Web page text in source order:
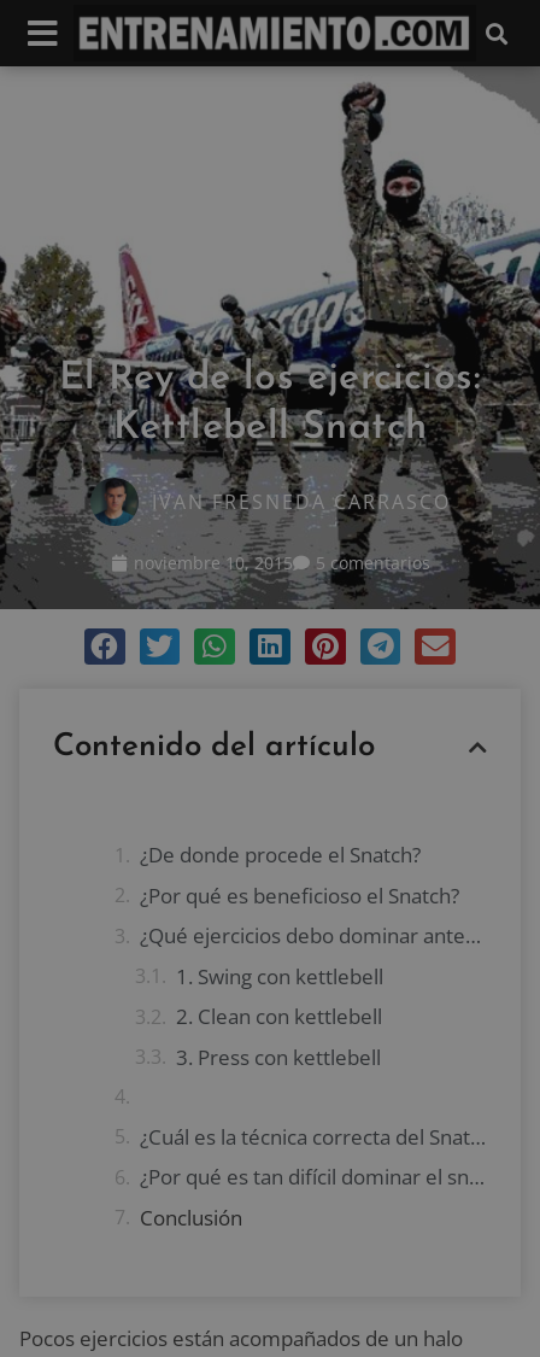
El Rey de los ejercicios:
Kettlebell Snatch
IVAN FRESNEDA CARRASCO
noviembre 10, 2015 5 comentarios
Contenido del artículo
¿De donde procede el Snatch?
¿Por qué es beneficioso el Snatch?
¿Qué ejercicios debo dominar antes de ejecutar el Snatch?
1. Swing con kettlebell
2. Clean con kettlebell
3. Press con kettlebell
¿Cuál es la técnica correcta del Snatch?
¿Por qué es tan difícil dominar el snatch?
Conclusión
Pocos ejercicios están acompañados de un halo